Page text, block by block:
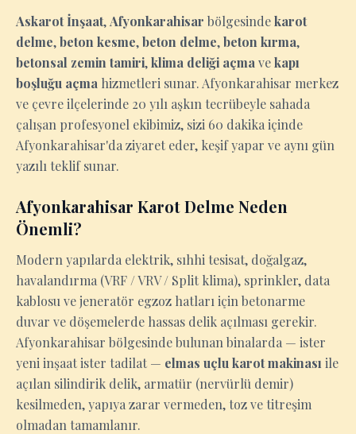
Askarot İnşaat,Afyonkarahisar bölgesindekarot
delme,beton kesme,beton delme,beton kırma,
betonsal zemin tamiri,klima deliği açma vekapı
boşluğu açma hizmetleri sunar. Afyonkarahisar merkez
ve çevre ilçelerinde 20 yılı aşkın tecrübeyle sahada
çalışan profesyonel ekibimiz, sizi 60 dakika içinde
Afyonkarahisar'da ziyaret eder, keşif yapar ve aynı gün
yazılı teklif sunar.
Afyonkarahisar Karot Delme Neden
Önemli?
Modern yapılarda elektrik, sıhhi tesisat, doğalgaz,
havalandırma (VRF / VRV / Split klima), sprinkler, data
kablosu ve jeneratör egzoz hatları için betonarme
duvar ve döşemelerde hassas delik açılması gerekir.
Afyonkarahisar bölgesinde bulunan binalarda — ister
yeni inşaat ister tadilat — elmas uçlu karot makinası ile
açılan silindirik delik, armatür (nervürlü demir)
kesilmeden, yapıya zarar vermeden, toz ve titreşim
olmadan tamamlanır.